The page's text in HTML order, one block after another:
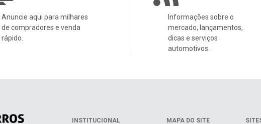
Anuncie aqui para milhares
de compradores e venda
rápido.
Informações sobre o
mercado, lançamentos,
dicas e serviços
automotivos.
INSTITUCIONAL MAPA DO SITE